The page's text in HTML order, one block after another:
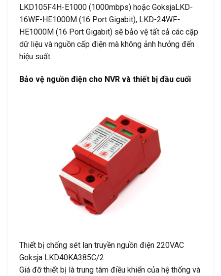
LKD105F4H-E1000 (1000mbps) hoặc GoksjaLKD-
16WF-HE1000M (16 Port Gigabit), LKD-24WF-
HE1000M (16 Port Gigabit) sẽ bảo vệ tất cả các cặp
dữ liệu và nguồn cấp điện mà không ảnh hưởng đến
hiệu suất.
Bảo vệ nguồn điện cho NVR và thiết bị đầu cuối
Thiết bị chống sét lan truyền nguồn điện 220VAC
Goksja LKD40KA385C/2
Giá đỡ thiết bị là trung tâm điều khiển của hệ thống và